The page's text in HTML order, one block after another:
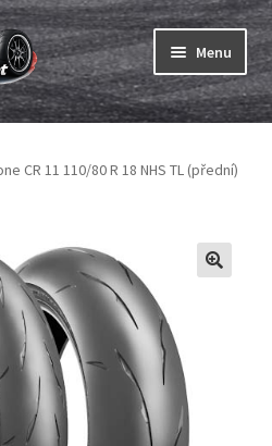
Menu
Expand
menu
Expand
child
CR 11 110/80 R 18 NHS TL (přední)